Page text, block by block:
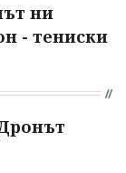
ни
- тениски